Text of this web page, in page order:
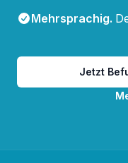
Mehrsprachig.
Jetzt